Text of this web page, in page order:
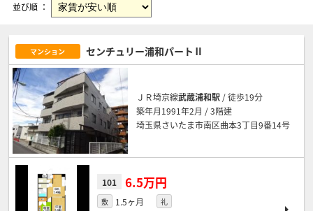
並び順 ：
マンション センチュリー浦和パートⅡ
ＪＲ埼京線武蔵浦和駅 / 徒歩19分
築年月1991年2月 / 3階建
埼玉県さいたま市南区曲本3丁目9番14号
101 6.5万円
敷 1.5ヶ月 礼